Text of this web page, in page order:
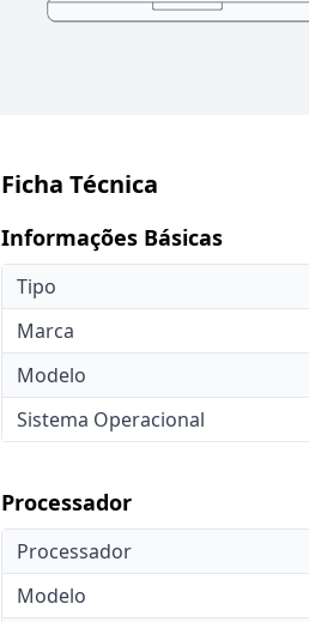
Ficha Técnica
Informações Básicas
Tipo
Marca
Modelo
Sistema Operacional
Processador
Processador
Modelo